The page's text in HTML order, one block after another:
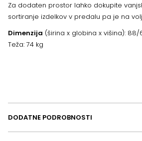
Za dodaten prostor lahko dokupite
sortiranje izdelkov v predalu pa je na
Dimenzija (širina x globina x višina): 88/
Teža: 74 kg
DODATNE PODROBNOSTI